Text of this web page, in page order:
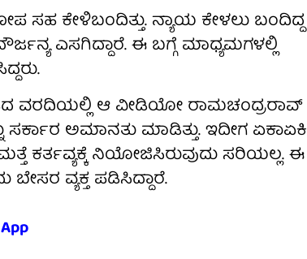
ಸಹ ಕೇಳಿಬಂದಿತ್ತು. ನ್ಯಾಯ ಕೇಳಲು ಬಂದಿದ್ದ
ಎಸಗಿದ್ದಾರೆ. ಈ ಬಗ್ಗೆ ಮಾಧ್ಯಮಗಳಲ್ಲಿ
ವರದಿಯಲ್ಲಿ ಆ ವೀಡಿಯೋ ರಾಮಚಂದ್ರರಾವ್
ಸರ್ಕಾರ ಅಮಾನತು ಮಾಡಿತ್ತು. ಇದೀಗ ಏಕಾಏಕಿ
ಕರ್ತವ್ಯಕ್ಕೆ ನಿಯೋಜಿಸಿರುವುದು ಸರಿಯಲ್ಲ‌. ಈ
ವ್ಯಕ್ತ ಪಡಿಸಿದ್ದಾರೆ.